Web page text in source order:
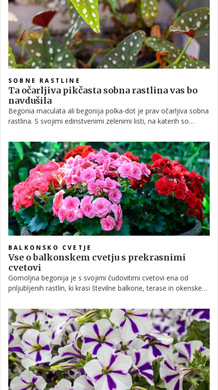
SOBNE RASTLINE
Ta očarljiva pikčasta sobna rastlina vas bo
navdušila
Begonia maculata ali begonija polka-dot je prav očarljiva sobna
rastlina. S svojimi edinstvenimi zelenimi listi, na katerih so
prav gotovo odlično ujela z dekorjem vaše dnevne sobe.
BALKONSKO CVETJE
Vse o balkonskem cvetju s prekrasnimi
cvetovi
Gomoljna begonija je s svojimi čudovitimi cvetovi ena od
priljubljenih rastlin, ki krasi številne balkone, terase in okenske
po cvetovih, boste zagotovo poiskali sebi najljubšo. Zakaj so
gomoljaste begonije nezahtevne, kakšna lega jim paše in, kako
je potrebno za njih skrbeti, si preberite v nadaljevanju.